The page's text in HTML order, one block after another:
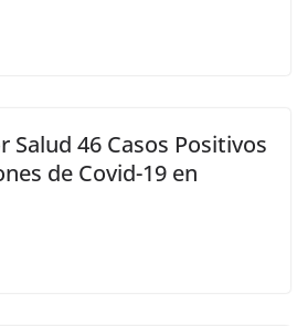
Salud 46 Casos Positivos
de Covid-19 en